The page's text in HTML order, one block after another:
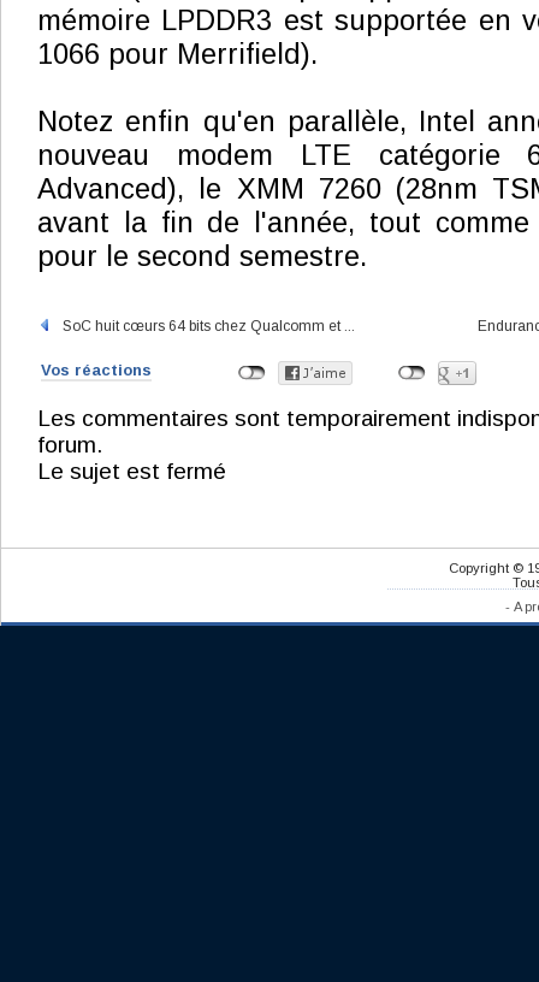
mémoire LPDDR3 est supportée en
1066 pour Merrifield).
Notez enfin qu'en parallèle, Intel
nouveau modem LTE catégorie
Advanced), le XMM 7260 (28nm
avant la fin de l'année, tout comme
pour le second semestre.
SoC huit cœurs 64 bits chez Qualcomm et ...
Vos réactions
Les commentaires sont temporairement
forum.
Le sujet est fermé
Copyright ©
- A